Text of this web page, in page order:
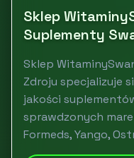
Sklep
Suplementy
Sklep
Zdroju specjalizuje
jakości
sprawdzonych
Formeds, Yango,